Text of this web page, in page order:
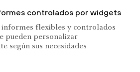
controlados por widgets
informes flexibles y controlados
pueden personalizar
según sus necesidades